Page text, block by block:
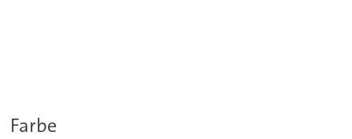
Farbe